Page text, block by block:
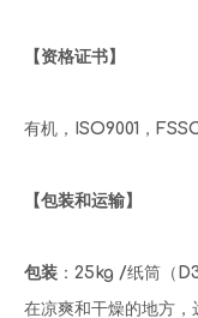
【资格证书】
有机，ISO9001，
【包装和运输】
包装 ：25kg /纸筒（
在凉爽和干燥的地方，